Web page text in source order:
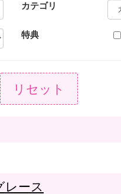
カテゴリ
特典
リセット
ース